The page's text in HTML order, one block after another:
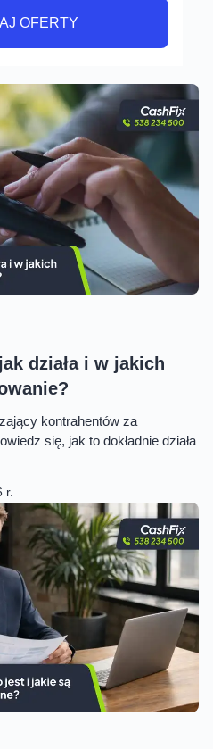
działa i w jakich
kontrahentów za
się, jak to dokładnie działa
r.
OFERTY